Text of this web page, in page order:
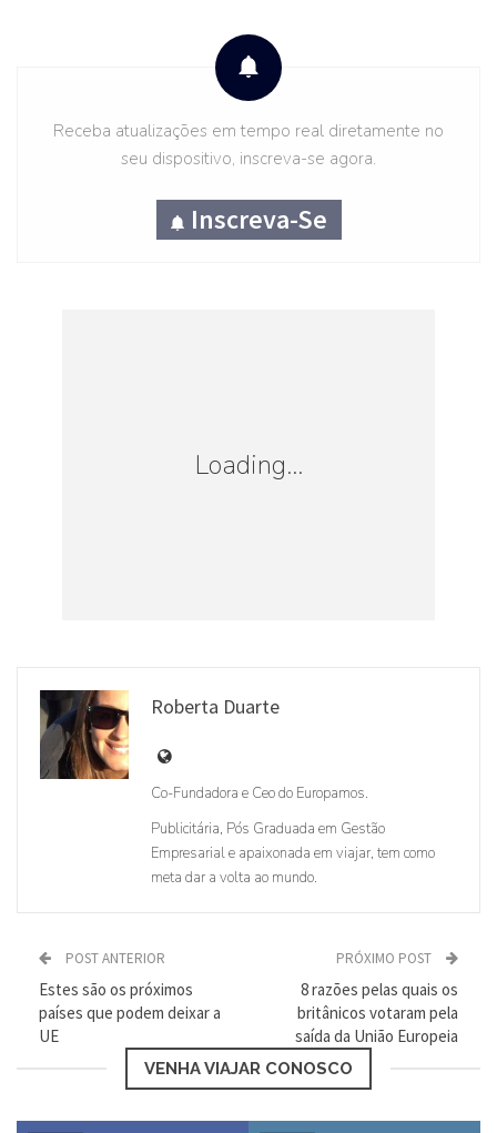
vencer, pode enviar o nome completo e o
número do protocolo para o e-mail
meupassaporte@cmb.gov.br,a fim de
acompanhar o andamento da emissão.
deixar a UE
Universal Orlando revela detalhes de parque
aquático que abre em 2017
Como a saída da UE afeta os brasileiros no
Brasileiros trocam Miami por Lisboa
Troca da carteira de motorista Brasileira
pela Portuguesa
Receba atualizações em tempo real diretamente no
seu dispositivo, inscreva-se agora.
Inscreva-Se
Loading...
Roberta Duarte
Co-Fundadora e Ceo do Europamos.
Publicitária, Pós Graduada em Gestão
Empresarial e apaixonada em viajar, tem como
meta dar a volta ao mundo.
POST ANTERIOR
Estes são os próximos
países que podem deixar a
UE
PRÓXIMO POST
8 razões pelas quais os
britânicos votaram pela
saída da União Europeia
VENHA VIAJAR CONOSCO